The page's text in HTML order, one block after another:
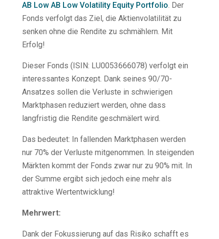
AB Low AB Low Volatility Equity Portfolio. Der
Fonds verfolgt das Ziel, die Aktienvolatilität zu
senken ohne die Rendite zu schmählern. Mit
Erfolg!
Dieser Fonds (ISIN: LU0053666078) verfolgt ein
interessantes Konzept. Dank seines 90/70-
Ansatzes sollen die Verluste in schwierigen
Marktphasen reduziert werden, ohne dass
langfristig die Rendite geschmälert wird.
Das bedeutet: In fallenden Marktphasen werden
nur 70% der Verluste mitgenommen. In steigenden
Märkten kommt der Fonds zwar nur zu 90% mit. In
der Summe ergibt sich jedoch eine mehr als
attraktive Wertentwicklung!
Mehrwert:
Dank der Fokussierung auf das Risiko schafft es